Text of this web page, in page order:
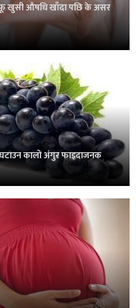
खुसी औषधि खाँदा पछि के असर
कालो अंगुर फाइदाजनक